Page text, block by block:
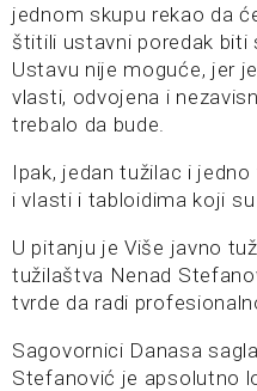
jednom skupu rekao da
štitili ustavni poredak
Ustavu nije moguće, jer
vlasti, odvojena i
trebalo da bude.
Ipak, jedan tužilac i
i vlasti i tabloidima koji
U pitanju je Više javno
tužilaštva Nenad
tvrde da radi
Sagovornici Danasa
Stefanović je apsolutno